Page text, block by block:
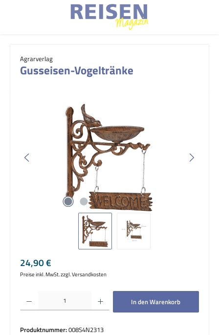
Agrarverlag
Gusseisen-Vogeltränke
Bildergalerie überspringen
Regulärer Preis:
24,90 €
Preise inkl. MwSt. zzgl. Versandkosten
Produkt Anzahl: Gib den gewünschten Wert ein oder benutze die Schaltflächen um
In den Warenkorb
Produktnummer:008S4N2313